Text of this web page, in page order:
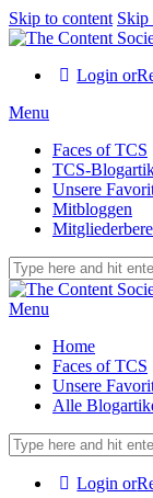
Skip to content Skip
Login or
Menu
Faces of TCS
TCS-
Unsere
Mitbloggen
Menu
Home
Faces of TCS
Unsere
Alle
Login or